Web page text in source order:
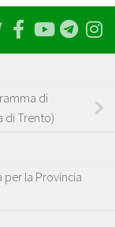
di
di Trento)
per la Provincia